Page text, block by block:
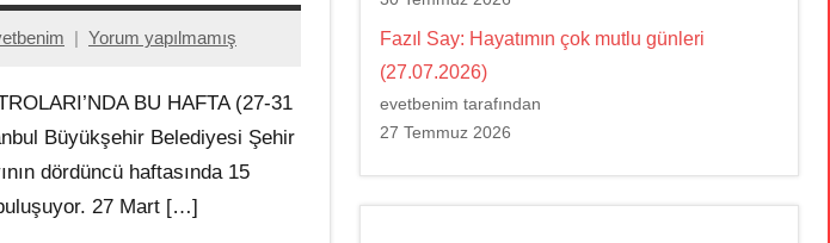
Yorum yapılmamış
BU HAFTA (27-31
Büyükşehir Belediyesi Şehir
dördüncü haftasında 15
27 Mart […]
Fazıl Say: Hayatımın çok mutlu günleri
(27.07.2026)
evetbenim tarafından
27 Temmuz 2026